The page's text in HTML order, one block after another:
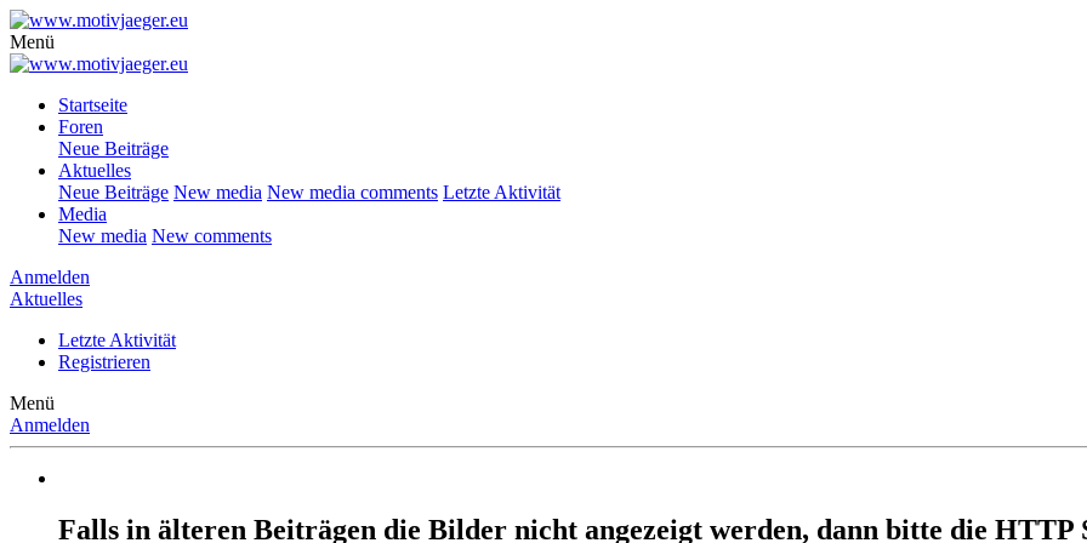
Menü
Startseite
Foren
Neue Beiträge
Aktuelles
Neue Beiträge New media New media comments Letzte Aktivität
Media
New media New comments
Anmelden
Aktuelles
Letzte Aktivität
Registrieren
Menü
Anmelden
Falls in älteren Beiträgen die Bilder nicht angezeigt werden, dann bitte die HTTP